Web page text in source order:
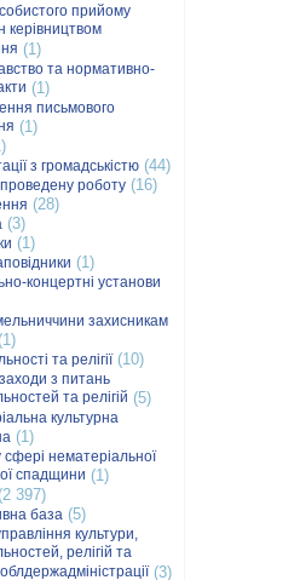
прийому
керівництвом
(1)
та нормативно-
(1)
письмового
(1)
з громадськістю (44)
роботу (16)
(28)
(3)
(1)
(1)
концертні установи
захисникам
(1)
та релігії(10)
з питань
та релігій (5)
культурна
(1)
нематеріальної
спадщини (1)
(2 397)
база (5)
культури,
релігій та
(3)